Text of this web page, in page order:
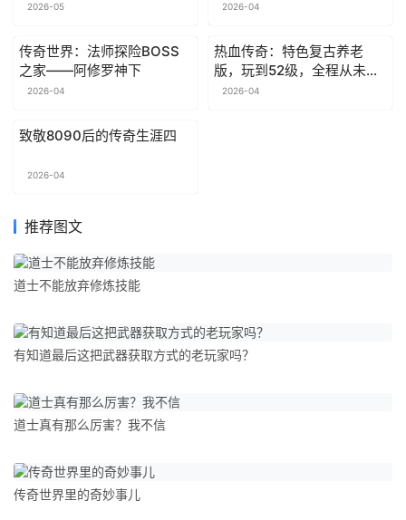
2026-05 2026-04
传奇世界：法师探险BOSS
之家——阿修罗神下
2026-04
热血传奇：特色复古养老
版，玩到52级，全程从未发
现暗坑
2026-04
致敬8090后的传奇生涯四
2026-04
推荐图文
道士不能放弃修炼技能
有知道最后这把武器获取方式的老玩家吗？
道士真有那么厉害？我不信
传奇世界里的奇妙事儿